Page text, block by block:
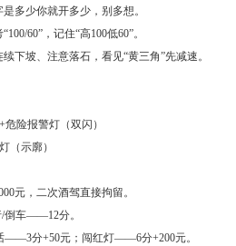
多少你就开多少，别多想。
60”，记住“高100低60”。
坡、注意落石，看见“黄三角”先减速。
险报警灯（双闪）
（示廓）
元，二次酒驾直接拘留。
/倒车——12分。
——3分+50元；闯红灯——6分+200元。